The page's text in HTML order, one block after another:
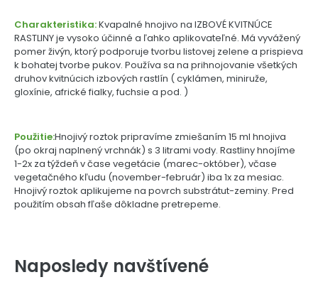
Charakteristika:Kvapalné hnojivo na IZBOVÉ KVITNÚCE
RASTLINY je vysoko účinné a ľahko aplikovateľné. Má vyvážený
pomer živýn, ktorý podporuje tvorbu listovej zelene a prispieva
k bohatej tvorbe pukov. Používa sa na prihnojovanie všetkých
druhov kvitnúcich izbových rastlín ( cyklámen, miniruže,
gloxínie, africké fialky, fuchsie a pod. )
Použitie:Hnojivý roztok pripravíme zmiešaním 15 ml hnojiva
(po okraj naplnený vrchnák) s 3 litrami vody. Rastliny hnojíme
1-2x za týždeň v čase vegetácie (marec-október), včase
vegetačného kľudu (november-február) iba 1x za mesiac.
Hnojivý roztok aplikujeme na povrch substrátut-zeminy. Pred
použitím obsah fľaše dôkladne pretrepeme.
Naposledy navštívené